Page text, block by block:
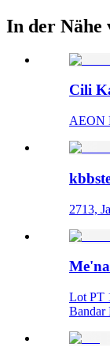
In der Nähe
Cili
AEON
2713,
Lot PT
Bandar